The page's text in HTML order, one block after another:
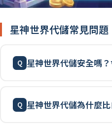
星神世界代儲常見問題
星神世界代儲安全嗎
星神世界代儲為什麼